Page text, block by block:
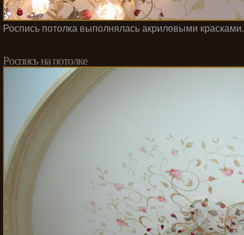
Роспись потолка выполнялась акриловыми красками.
Роспись на потолке